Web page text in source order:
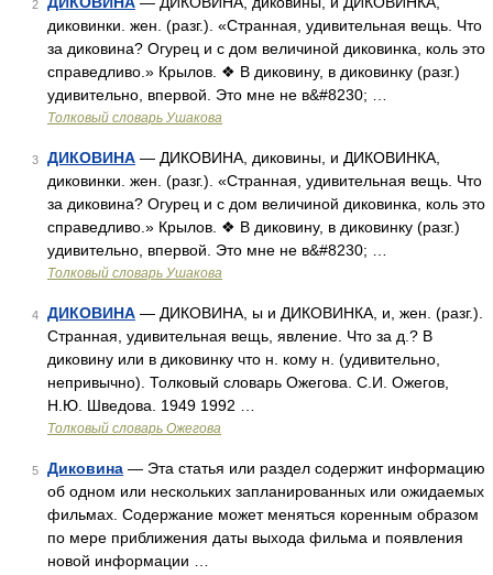
2
диковинки. жен. (разг.). «Странная, удивительная вещь. Что
за диковина? Огурец и с дом величиной диковинка, коль это
справедливо.» Крылов. ❖ В диковину, в диковинку (разг.)
удивительно, впервой. Это мне не в&#8230; …
Толковый словарь Ушакова
3 ДИКОВИНА — ДИКОВИНА, диковины, и ДИКОВИНКА,
диковинки. жен. (разг.). «Странная, удивительная вещь. Что
за диковина? Огурец и с дом величиной диковинка, коль это
справедливо.» Крылов. ❖ В диковину, в диковинку (разг.)
удивительно, впервой. Это мне не в&#8230; …
Толковый словарь Ушакова
4 ДИКОВИНА — ДИКОВИНА, ы и ДИКОВИНКА, и, жен. (разг.).
Странная, удивительная вещь, явление. Что за д.? В
диковину или в диковинку что н. кому н. (удивительно,
непривычно). Толковый словарь Ожегова. С.И. Ожегов,
Н.Ю. Шведова. 1949 1992 …
Толковый словарь Ожегова
5 Диковина — Эта статья или раздел содержит информацию
об одном или нескольких запланированных или ожидаемых
фильмах. Содержание может меняться коренным образом
по мере приближения даты выхода фильма и появления
новой информации …